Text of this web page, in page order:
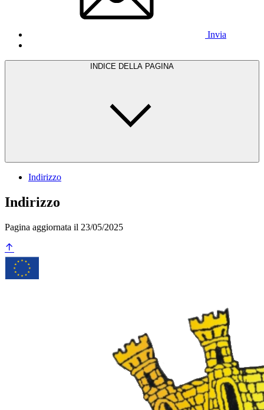
Invia
INDICE DELLA PAGINA
Indirizzo
Indirizzo
Pagina aggiornata il 23/05/2025